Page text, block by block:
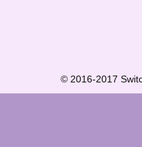
© 2016-2017